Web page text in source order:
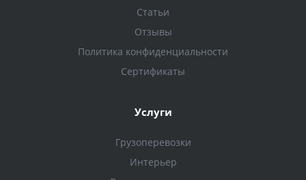
Статьи
Отзывы
Политика конфиденциальности
Сертификаты
Услуги
Грузоперевозки
Интерьер